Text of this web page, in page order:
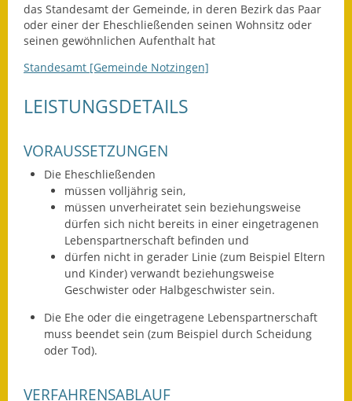
Infos in Leichter Sprache
Schadensmeldung
Straßenbau
Landesstraße
Kreisstraße
Umleitungsplan
das Standesamt der Gemeinde, in deren Bezirk das Paar
oder einer der Eheschließenden seinen Wohnsitz oder
seinen gewöhnlichen Aufenthalt hat
Standesamt [Gemeinde Notzingen]
LEISTUNGSDETAILS
VORAUSSETZUNGEN
Die Eheschließenden
müssen volljährig sein,
müssen unverheiratet sein beziehungsweise
dürfen sich nicht bereits in einer eingetragenen
Lebenspartnerschaft befinden und
dürfen nicht in gerader Linie (zum Beispiel Eltern
und Kinder)verwandt beziehungsweise
Geschwister oder Halbgeschwister sein.
Die Ehe oder die eingetragene Lebenspartnerschaft
muss beendet sein (zum Beispiel durch Scheidung
oder Tod).
VERFAHRENSABLAUF